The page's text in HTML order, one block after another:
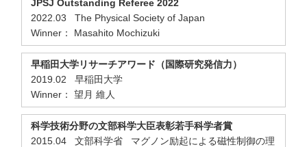
JPSJ Outstanding Referee 2022
2022.03 The Physical Society of Japan
Winner： Masahito Mochizuki
早稲田大学リサーチアワード（国際研究発信力）
2019.02 早稲田大学
Winner： 望月 維人
科学技術分野の文部科学大臣表彰若手科学者賞
2015.04 文部科学省 マグノン励起による磁性制御の理